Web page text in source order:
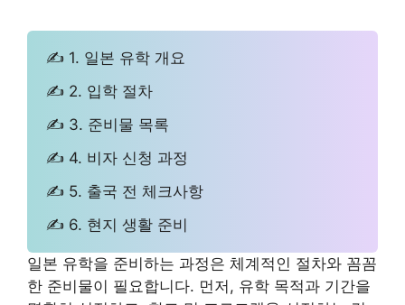
✍ 1. 일본 유학 개요
✍ 2. 입학 절차
✍ 3. 준비물 목록
✍ 4. 비자 신청 과정
✍ 5. 출국 전 체크사항
✍ 6. 현지 생활 준비
일본 유학을 준비하는 과정은 체계적인 절차와 꼼꼼
한 준비물이 필요합니다. 먼저, 유학 목적과 기간을